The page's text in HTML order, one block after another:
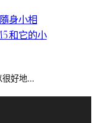
身小相
和它的小
很好地…